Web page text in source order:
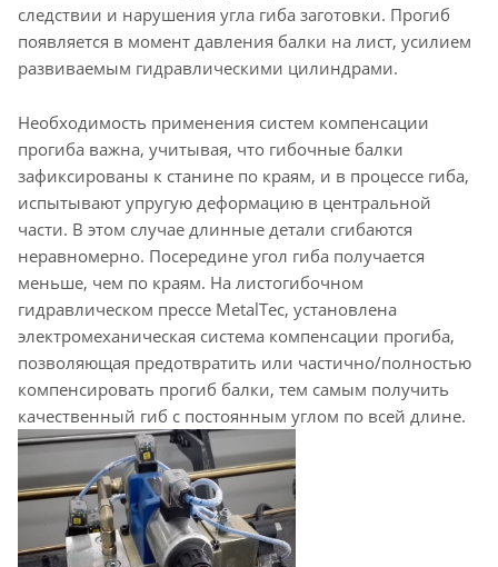
следствии и нарушения угла гиба заготовки. Прогиб
появляется в момент давления балки на лист, усилием
развиваемым гидравлическими цилиндрами.
Необходимость применения систем компенсации
прогиба важна, учитывая, что гибочные балки
зафиксированы к станине по краям, и в процессе гиба,
испытывают упругую деформацию в центральной
части. В этом случае длинные детали сгибаются
неравномерно. Посередине угол гиба получается
меньше, чем по краям. На листогибочном
гидравлическом прессе MetalTec, установлена
электромеханическая система компенсации прогиба,
позволяющая предотвратить или частично/полностью
компенсировать прогиб балки, тем самым получить
качественный гиб с постоянным углом по всей длине.